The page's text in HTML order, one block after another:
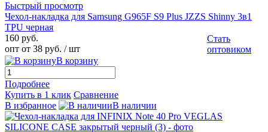
Быстрый просмотр
Чехол-накладка для Samsung G965F S9 Plus JZZS Shinny 3в1
TPU черная
160 руб.
опт от 38 руб. / шт
Стать
оптовиком
В корзину
Подробнее
Купить в 1 клик Сравнение
В избранное
В наличии